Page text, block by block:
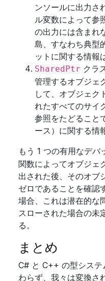
ンソールに出力さ
ル変数によって参
の出力には含まれ
島、すなわち典型
ットに関する情報
SharedPtr クラ
管理するオブジェ
して、オブジェク
れたすべてのサイ
参照をたどること
ース）に関する情
もう 1 つの有用なデバ
関数によってオブジェ
出された後、そのオブ
ゼロであることを確認
場合、これは潜在的な
スローされた場合の未
る。
まとめ
C# と C++ の型システ
わらず、我々は変換さ